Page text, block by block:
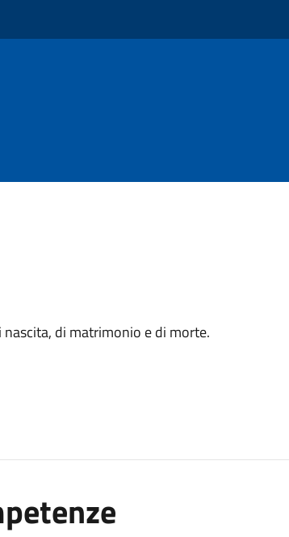
di matrimonio e di morte.